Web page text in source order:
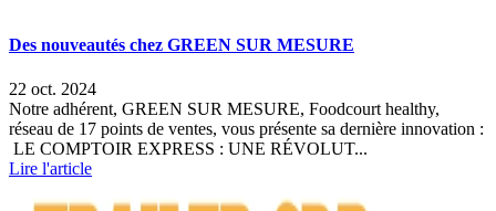
Des nouveautés chez GREEN SUR MESURE
22 oct. 2024
Notre adhérent, GREEN SUR MESURE, Foodcourt healthy,
réseau de 17 points de ventes, vous présente sa dernière innovation :
LE COMPTOIR EXPRESS : UNE RÉVOLUT...
Lire l'article